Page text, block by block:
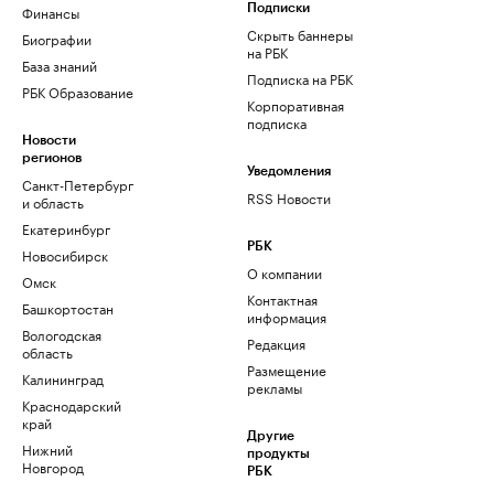
Финансы
Биографии
База знаний
РБК Образование
Новости
регионов
Санкт-Петербург
и область
Екатеринбург
Новосибирск
Омск
Башкортостан
Вологодская
область
Калининград
Краснодарский
край
Нижний
Новгород
Подписки
Скрыть баннеры
на РБК
Подписка на РБК
Корпоративная
подписка
Уведомления
RSS Новости
РБК
О компании
Контактная
информация
Редакция
Размещение
рекламы
Другие
продукты
РБК